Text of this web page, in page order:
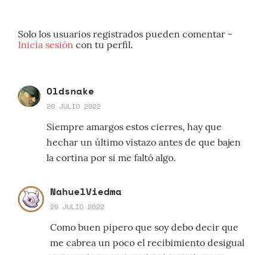
Solo los usuarios registrados pueden comentar -
Inicia sesión con tu perfil.
Oldsnake
20 JULIO 2022
Siempre amargos estos cierres, hay que
hechar un último vistazo antes de que bajen
la cortina por si me faltó algo.
NahuelViedma
20 JULIO 2022
Como buen pipero que soy debo decir que
me cabrea un poco el recibimiento desigual